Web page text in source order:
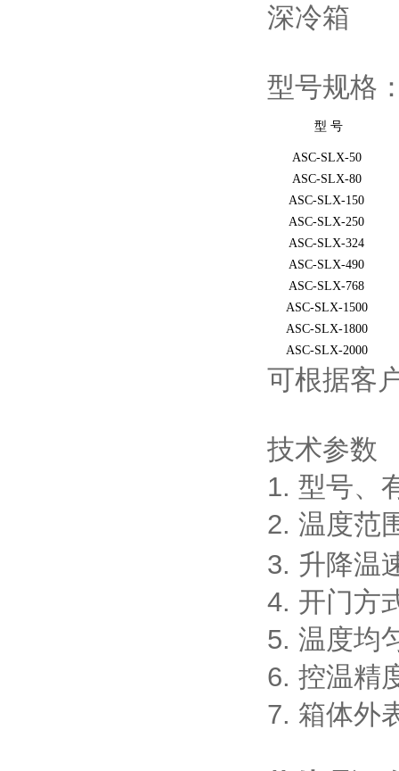
型号规格
型 号
ASC-SLX-50
ASC-SLX-80
ASC-SLX-150
ASC-SLX-250
ASC-SLX-324
ASC-SLX-490
ASC-SLX-768
ASC-SLX-1500
ASC-SLX-1800
ASC-SLX-2000
可根据客
技术参数
1. 型号、
2. 温度
3. 升降温
4. 开门方
5. 温度均
6. 控温精
7. 箱体外